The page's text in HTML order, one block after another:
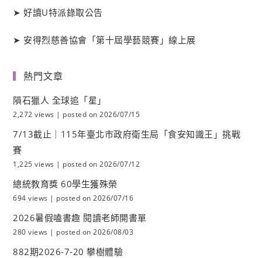
➤好讀U特派錄取公告
➤ 安得烈慈善協會「第十屆學藝競賽」線上展
熱門文章
隕石獵人 全球追「星」
2,272 views | posted on 2026/07/15
7/13截止｜115年臺北市政府衛生局「食安知識王」挑戰
賽
1,225 views | posted on 2026/07/12
總統教育獎 60學生獲殊榮
694 views | posted on 2026/07/16
2026暑假嗑書趣 閱讀老師開書單
280 views | posted on 2026/08/03
882期2026-7-20 攀樹體驗